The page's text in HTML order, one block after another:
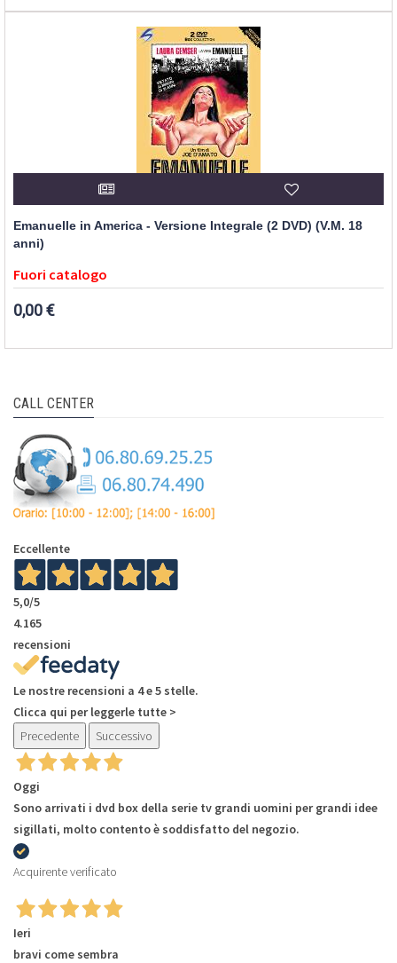
Emanuelle in America - Versione Integrale (2 DVD) (V.M. 18
anni)
Fuori catalogo
0,00 €
CALL CENTER
Eccellente
5,0/5
4.165
recensioni
Le nostre recensioni a 4 e 5 stelle.
Clicca qui per leggerle tutte >
Precedente
Successivo
Oggi
Sono arrivati i dvd box della serie tv grandi uomini per grandi idee
sigillati, molto contento è soddisfatto del negozio.
Acquirente verificato
Ieri
bravi come sembra